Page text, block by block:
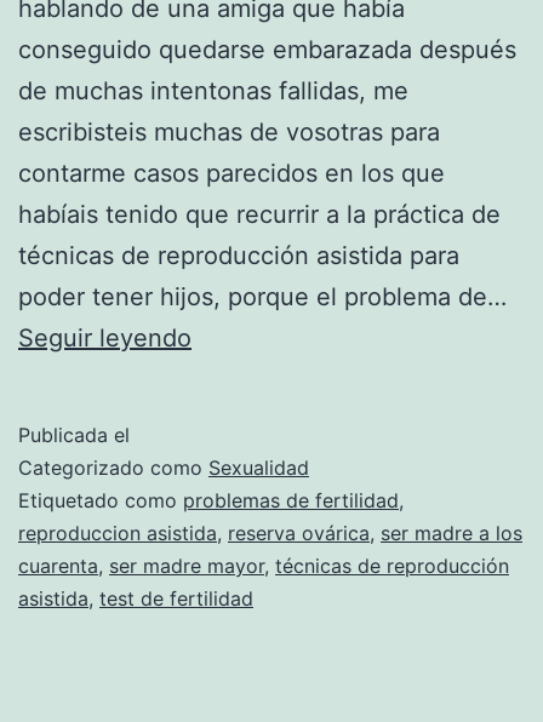
hablando de una amiga que había
conseguido quedarse embarazada después
de muchas intentonas fallidas, me
escribisteis muchas de vosotras para
contarme casos parecidos en los que
habíais tenido que recurrir a la práctica de
técnicas de reproducción asistida para
poder tener hijos, porque el problema de…
Seguir leyendo
Publicada el
Categorizado como Sexualidad
Etiquetado como problemas de fertilidad,
reproduccion asistida, reserva ovárica, ser madre a los
cuarenta, ser madre mayor, técnicas de reproducción
asistida, test de fertilidad